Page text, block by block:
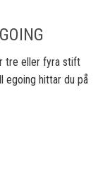
tre eller fyra stift
egoing hittar du på